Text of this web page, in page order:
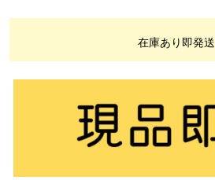
在庫あり即発送